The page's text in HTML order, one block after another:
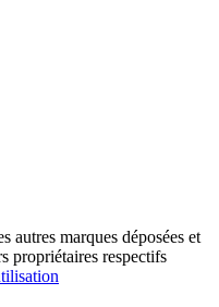
marques déposées et
propriétaires respectifs